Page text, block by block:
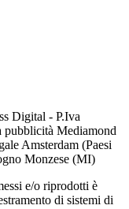
Digital - P.Iva
Mediamond
Amsterdam (Paesi
Monzese (MI)
e/o riprodotti è
di sistemi di